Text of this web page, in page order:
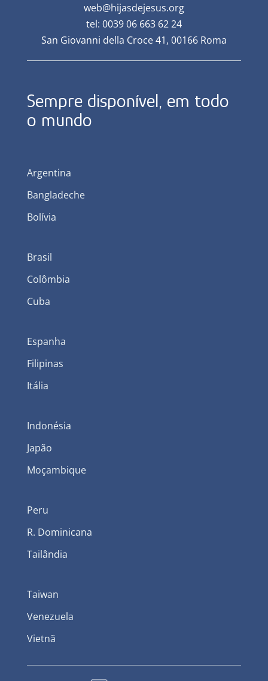
web@hijasdejesus.org
tel: 0039 06 663 62 24
San Giovanni della Croce 41, 00166 Roma
Sempre disponível, em todo
o mundo
Argentina
Bangladeche
Bolívia
Brasil
Colômbia
Cuba
Espanha
Filipinas
Itália
Indonésia
Japão
Moçambique
Peru
R. Dominicana
Tailândia
Taiwan
Venezuela
Vietnã